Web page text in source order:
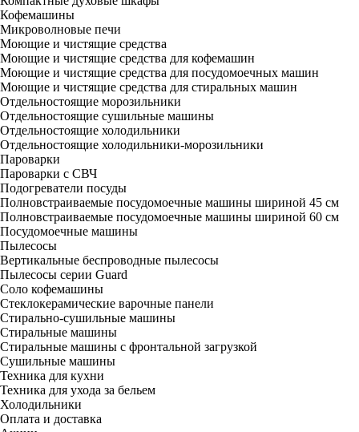
Кофемашины
Микроволновые печи
Моющие и чистящие средства
Моющие и чистящие средства для кофемашин
Моющие и чистящие средства для посудомоечных машин
Моющие и чистящие средства для стиральных машин
Отдельностоящие морозильники
Отдельностоящие сушильные машины
Отдельностоящие холодильники
Отдельностоящие холодильники-морозильники
Пароварки
Пароварки с СВЧ
Подогреватели посуды
Полновстраиваемые посудомоечные машины шириной 45 см
Полновстраиваемые посудомоечные машины шириной 60 см
Посудомоечные машины
Пылесосы
Вертикальные беспроводные пылесосы
Пылесосы серии Guard
Соло кофемашины
Стеклокерамические варочные панели
Стирально-сушильные машины
Стиральные машины
Стиральные машины с фронтальной загрузкой
Сушильные машины
Техника для кухни
Техника для ухода за бельем
Холодильники
Оплата и доставка